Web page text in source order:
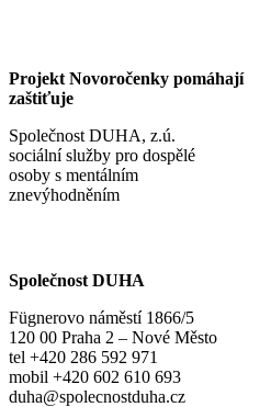
Projekt Novoročenky pomáhají
zaštiťuje
Společnost DUHA, z.ú.
sociální služby pro dospělé
osoby s mentálním
znevýhodněním
Společnost DUHA
Fügnerovo náměstí 1866/5
120 00 Praha 2 – Nové Město
tel +420 286 592 971
mobil +420 602 610 693
duha@spolecnostduha.cz